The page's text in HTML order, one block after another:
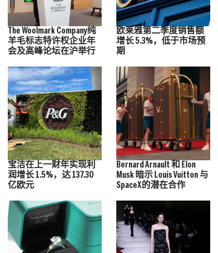
The Woolmark Company纯
羊毛标志特许权企业年
会及高峰论坛在沪举行
欧莱雅第二季度销售额
增长 5.3%，低于市场预
期
宝洁在上一财年实现利
润增长 1.5%，达 137.30
亿欧元
Bernard Arnault 和 Elon
Musk 暗示 Louis Vuitton 与
SpaceX的潜在合作